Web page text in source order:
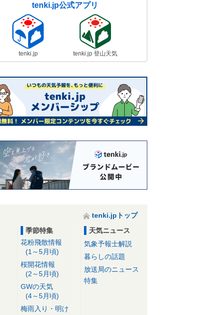
tenki.jp公式アプリ
tenki.jp tenki.jp 登山天気
tenki.jpトップ
季節特集
花粉飛散情報
(1～5月頃)
桜開花情報
(2～5月頃)
GWの天気
(4～5月頃)
梅雨入り・明け
天気ニュース
気象予報士解説
暮らしの話題
放送局のニュース
特集